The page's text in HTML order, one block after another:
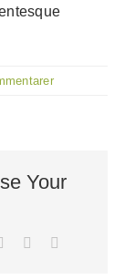
Your
Xing